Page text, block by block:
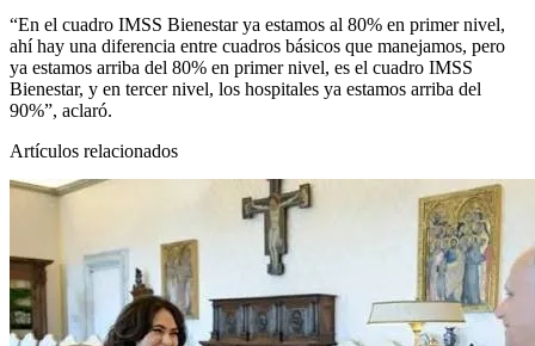
“En el cuadro IMSS Bienestar ya estamos al 80% en primer nivel,
ahí hay una diferencia entre cuadros básicos que manejamos, pero
ya estamos arriba del 80% en primer nivel, es el cuadro IMSS
Bienestar, y en tercer nivel, los hospitales ya estamos arriba del
90%”, aclaró.
Artículos relacionados